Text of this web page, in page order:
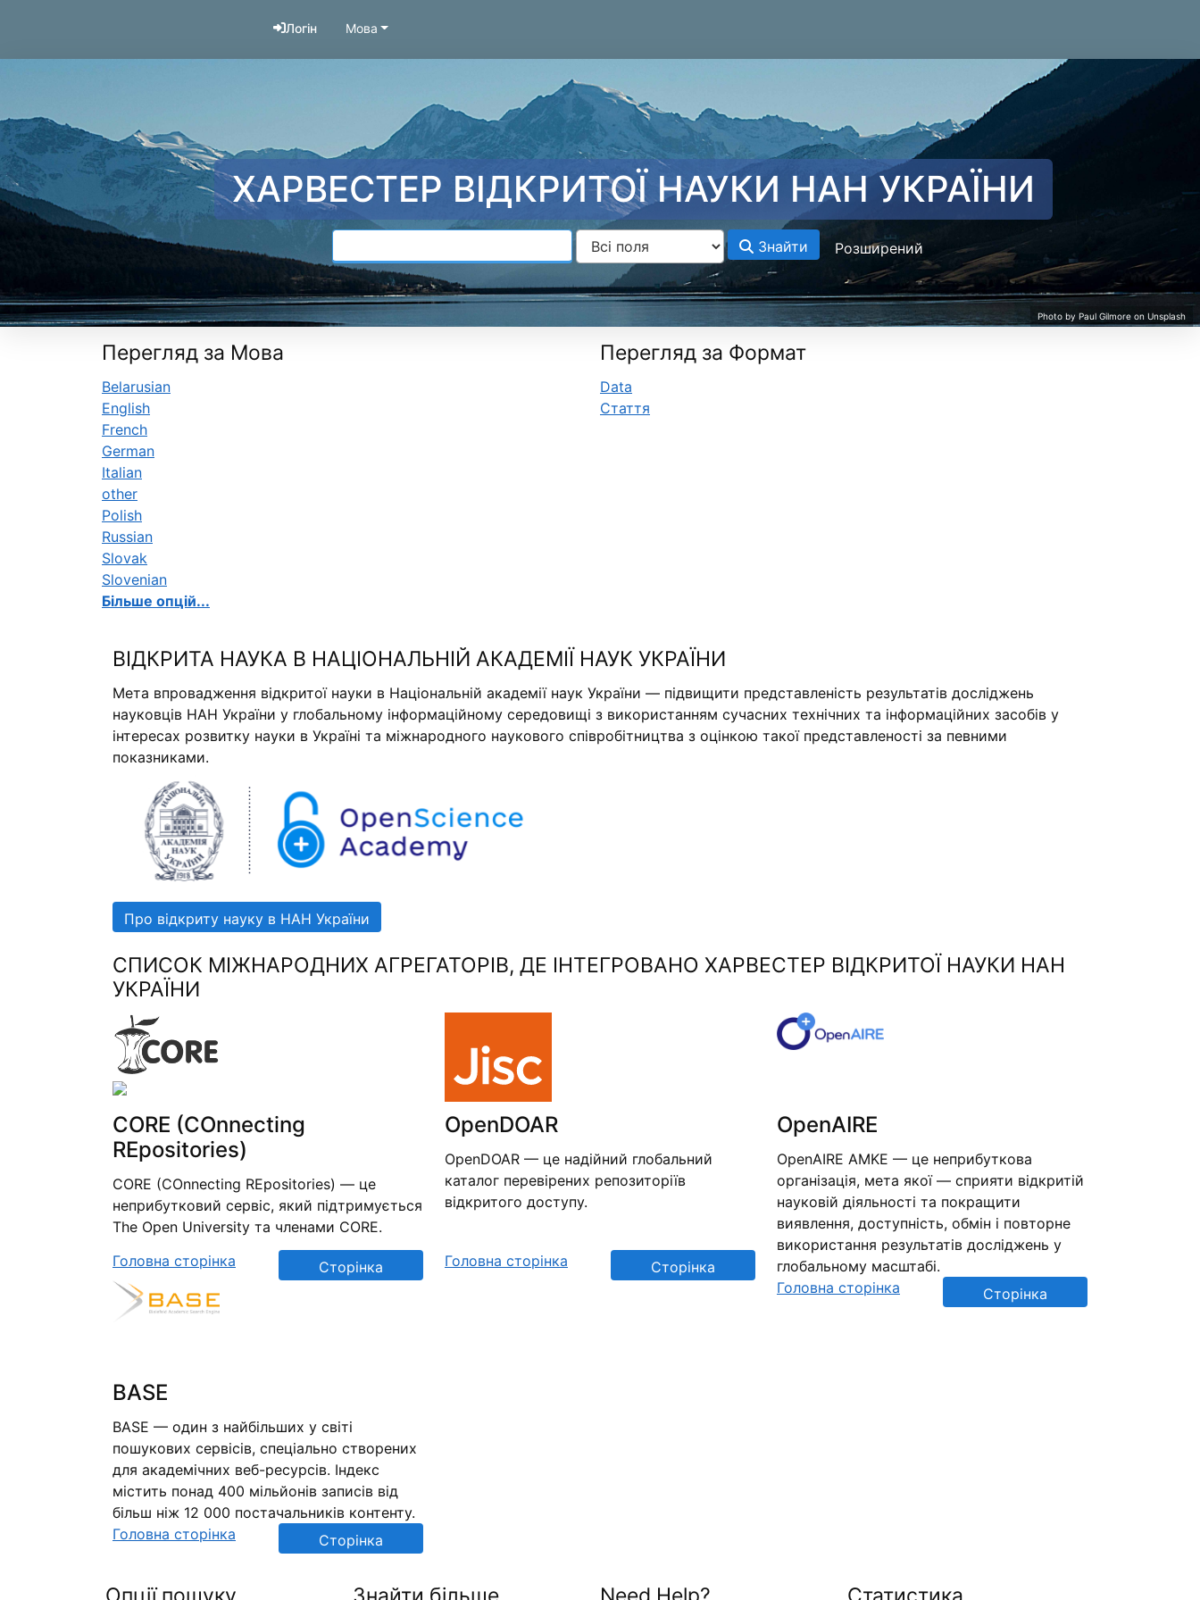
Логін
Мова
ХАРВЕСТЕР ВІДКРИТОЇ НАУКИ НАН УКРАЇНИ
Знайти Розширений
Перегляд за Мова
Belarusian
English
French
German
Italian
other
Polish
Russian
Slovak
Slovenian
Більше опцій...
Перегляд за Формат
Data
Стаття
ВІДКРИТА НАУКА В НАЦІОНАЛЬНІЙ АКАДЕМІЇ НАУК УКРАЇНИ
Мета впровадження відкритої науки в Національній академії наук України — підвищити представленість результатів досліджень
науковців НАН України у глобальному інформаційному середовищі з використанням сучасних технічних та інформаційних засобів у
інтересах розвитку науки в Україні та міжнародного наукового співробітництва з оцінкою такої представленості за певними
показниками.
Про відкриту науку в НАН України
СПИСОК МІЖНАРОДНИХ АГРЕГАТОРІВ, ДЕ ІНТЕГРОВАНО ХАРВЕСТЕР ВІДКРИТОЇ НАУКИ НАН
УКРАЇНИ
CORE (COnnecting
REpositories)
CORE (COnnecting REpositories) — це
неприбутковий сервіс, який підтримується
The Open University та членами CORE.
Головна сторінка
Сторінка
OpenDOAR
OpenDOAR — це надійний глобальний
каталог перевірених репозиторіїв
відкритого доступу.
Головна сторінка
Сторінка
OpenAIRE
OpenAIRE AMKE — це неприбуткова
організація, мета якої — сприяти відкритій
науковій діяльності та покращити
виявлення, доступність, обмін і повторне
використання результатів досліджень у
глобальному масштабі.
Головна сторінка
Сторінка
BASE
BASE — один з найбільших у світі
пошукових сервісів, спеціально створених
для академічних веб-ресурсів. Індекс
містить понад 400 мільйонів записів від
більш ніж 12 000 постачальників контенту.
Головна сторінка
Сторінка